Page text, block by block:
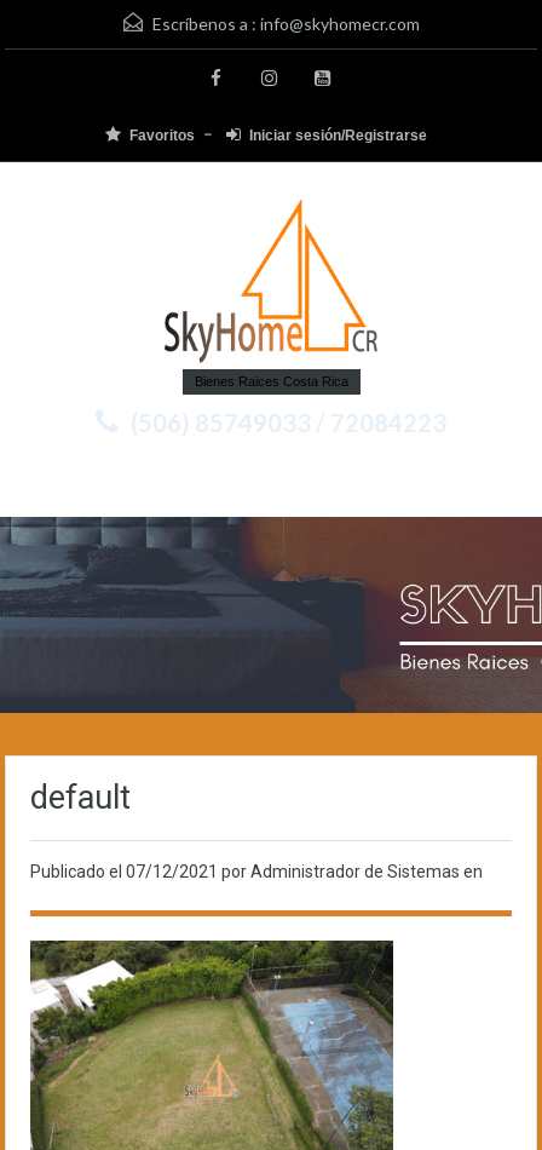
Escríbenos a : info@skyhomecr.com
Favoritos Iniciar sesión/Registrarse
Bienes Raices Costa Rica
(506) 85749033 / 72084223
default
Publicado el 07/12/2021 por Administrador de Sistemas en